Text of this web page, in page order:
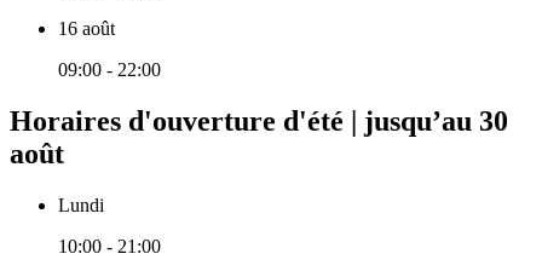
16 août
09:00 - 22:00
Horaires d'ouverture d'été | jusqu’au 30
août
Lundi
10:00 - 21:00